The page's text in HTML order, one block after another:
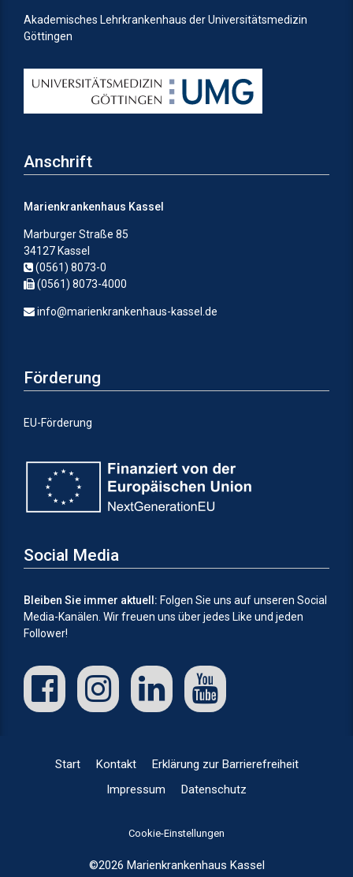
Akademisches Lehrkrankenhaus der Universitätsmedizin
Göttingen
Anschrift
Marienkrankenhaus Kassel
Marburger Straße 85
34127 Kassel
(0561) 8073-0
(0561) 8073-4000
info@marienkrankenhaus-kassel.de
Förderung
EU-Förderung
Social Media
Bleiben Sie immer aktuell: Folgen Sie uns auf unseren Social
Media-Kanälen. Wir freuen uns über jedes Like und jeden
Follower!
Start Kontakt
Erklärung zur Barrierefreiheit
Impressum
Datenschutz
Cookie-Einstellungen
©2026 Marienkrankenhaus Kassel